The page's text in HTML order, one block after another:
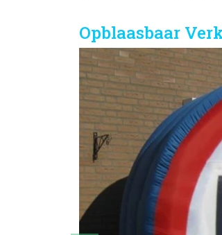
Opblaasbaar